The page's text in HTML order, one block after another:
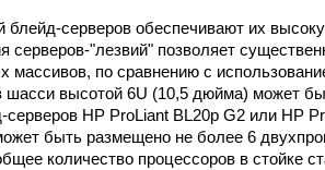
блейд-серверов обеспечивают их
серверов-"лезвий" позволяет
массивов, по сравнению с
шасси высотой 6U (10,5 дюйма) может
HP ProLiant BL20p G2 или HP
быть размещено не более 6
количество процессоров в стойке